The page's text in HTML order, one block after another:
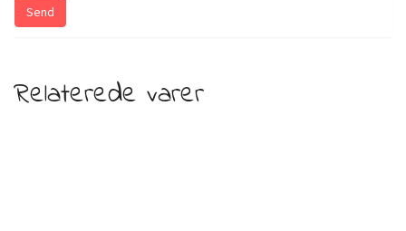
Relaterede varer